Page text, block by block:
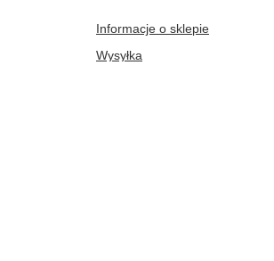
Informacje o sklepie
Wysyłka